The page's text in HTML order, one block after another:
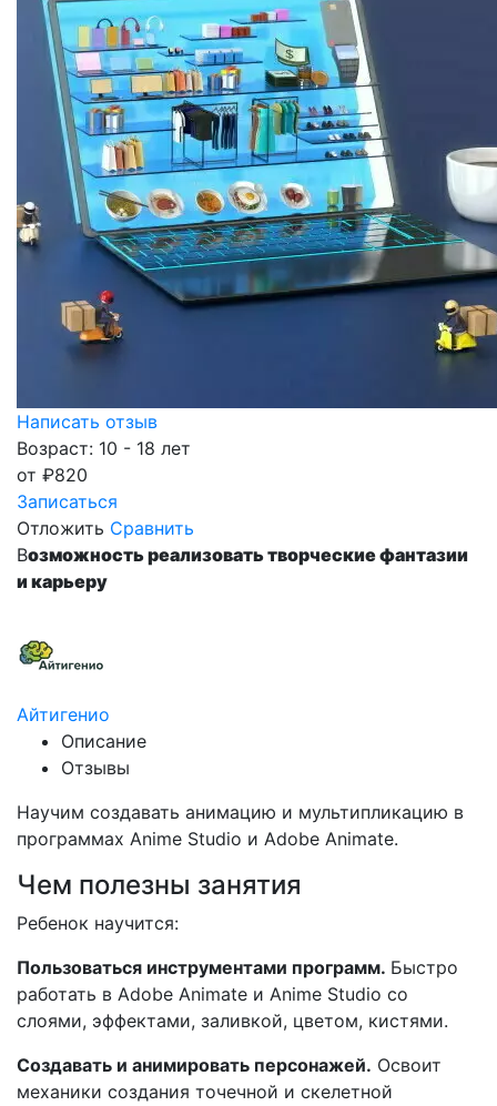
Написать отзыв
Возраст: 10 - 18 лет
от ₽820
Записаться
Отложить Сравнить
Возможность реализовать творческие фантазии
и карьеру
Айтигенио
Описание
Отзывы
Научим создавать анимацию и мультипликацию в
программах Anime Studio и Adobe Animate.
Чем полезны занятия
Ребенок научится:
Пользоваться инструментами программ. Быстро
работать в Adobe Animate и Anime Studio со
слоями, эффектами, заливкой, цветом, кистями.
Создавать и анимировать персонажей. Освоит
механики создания точечной и скелетной